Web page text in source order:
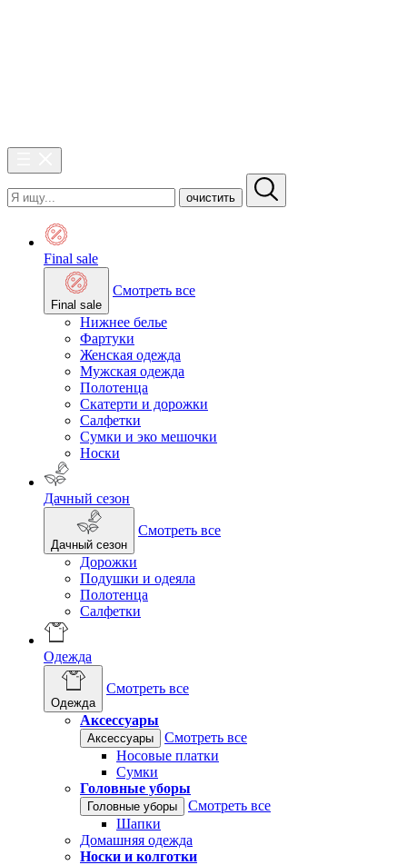
очистить
Final sale
Final sale
Смотреть все
Нижнее белье
Фартуки
Женская одежда
Мужская одежда
Полотенца
Скатерти и дорожки
Салфетки
Сумки и эко мешочки
Носки
Дачный сезон
Дачный сезон
Смотреть все
Дорожки
Подушки и одеяла
Полотенца
Салфетки
Одежда
Одежда
Смотреть все
Аксессуары
Аксессуары
Смотреть все
Носовые платки
Сумки
Головные уборы
Головные уборы
Смотреть все
Шапки
Домашняя одежда
Носки и колготки